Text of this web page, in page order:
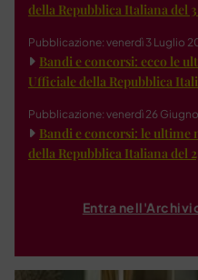
della Repubblica Italiana del
Pubblicazione: venerdì 3 Luglio
Bandi e concorsi: ecco le
Ufficiale della Repubblica
Pubblicazione: venerdì 26
Bandi e concorsi: le ultime
della Repubblica Italiana del
Entra